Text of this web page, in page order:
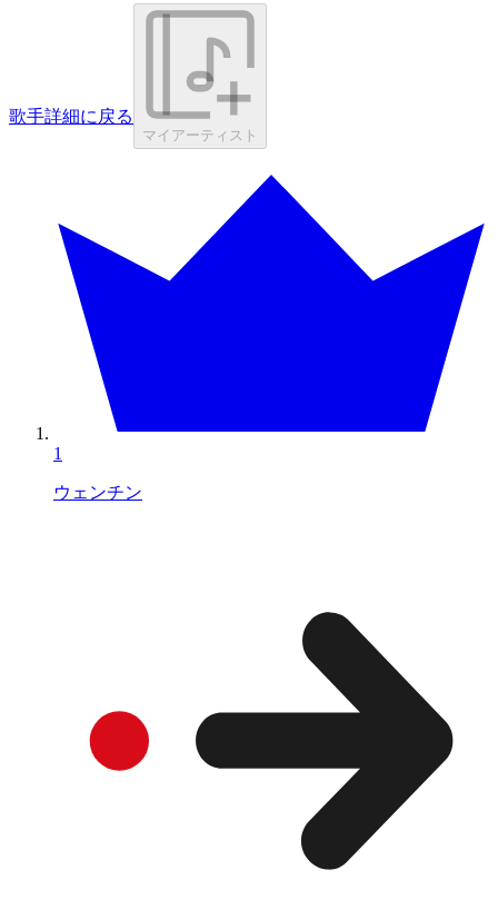
歌手詳細に戻る
マイアーティスト
1
ウェンチン